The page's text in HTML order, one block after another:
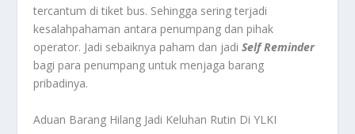
tercantum di tiket bus. Sehingga sering terjadi
kesalahpahaman antara penumpang dan pihak
operator. Jadi sebaiknya paham dan jadiSelf Reminder
bagi para penumpang untuk menjaga barang
pribadinya.
Aduan Barang Hilang Jadi Keluhan Rutin Di YLKI